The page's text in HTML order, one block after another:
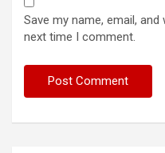
Save my name, email,
next time I comment.